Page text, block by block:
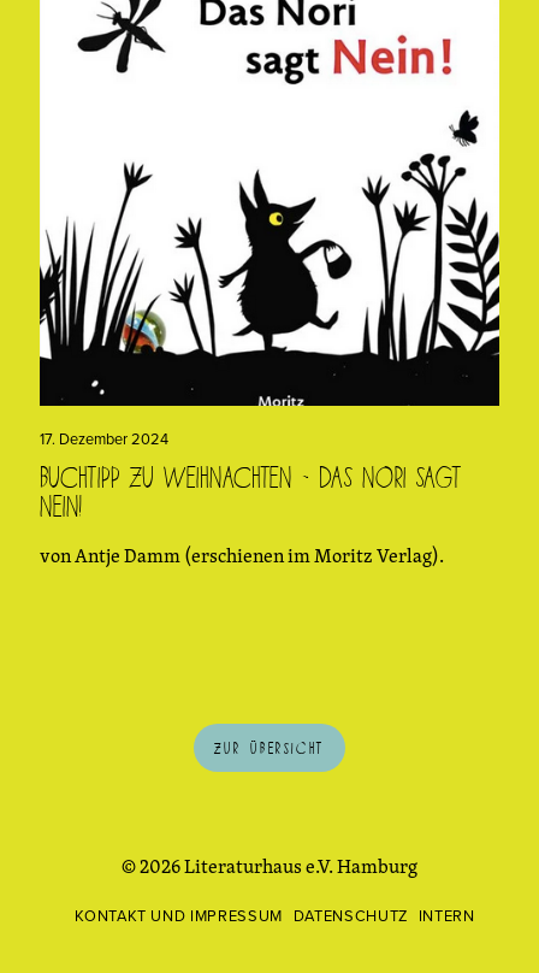
17. Dezember 2024
Buchtipp zu Weihnachten – Das Nori sagt
Nein!
von Antje Damm (erschienen im Moritz Verlag).
Zur Übersicht
© 2026 Literaturhaus e.V. Hamburg
KONTAKT UND IMPRESSUM DATENSCHUTZ INTERN